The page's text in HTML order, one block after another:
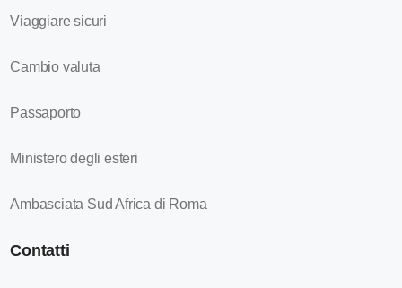
Viaggiare sicuri
Cambio valuta
Passaporto
Ministero degli esteri
Ambasciata Sud Africa di Roma
Contatti